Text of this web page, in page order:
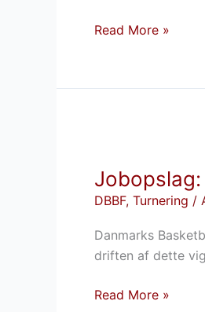
Read More »
DBBF, Turnering /
Danmarks
driften af dette
søger
en
Read More »